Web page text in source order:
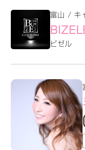
富山 / キ
ビゼル